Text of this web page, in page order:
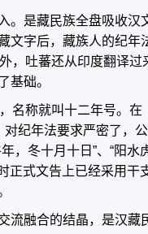
。是藏民族全盘吸收汉
文字后，藏族人的纪年
，吐蕃还从印度翻译过
基础。
名称就叫十二年号。在
纪年法要求严密了，
，冬十月十日”、“阳水
正式文告上已经采用干
流融合的结晶，是汉藏